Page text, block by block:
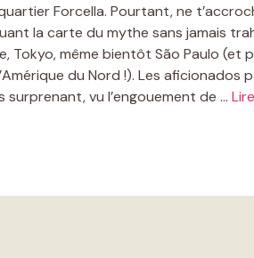
Forcella. Pourtant, ne
la carte du mythe sans jamais
Tokyo, même bientôt São Paulo
du Nord !). Les aficionados
vu l’engouement de …